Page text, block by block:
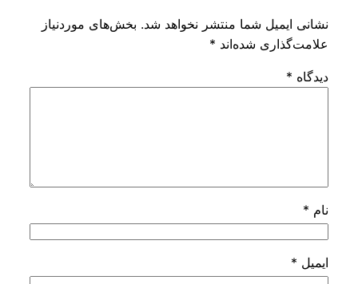
نشانی ایمیل شما منتشر نخواهد شد. بخش‌های موردنیاز
علامت‌گذاری شده‌اند*
دیدگاه*
*
ایمیل*